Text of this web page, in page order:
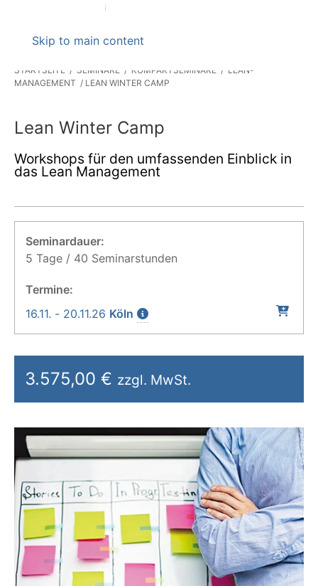
Skip to main content
STARTSEITE SEMINARE KOMPAKTSEMINARE
LEAN-
MANAGEMENT
LEAN WINTER CAMP
Lean Winter Camp
Workshops für den umfassenden Einblick in
das Lean Management
Seminardauer:
5 Tage / 40 Seminarstunden
Termine:
16.11. - 20.11.26 Köln
3.575,00 € zzgl. MwSt.